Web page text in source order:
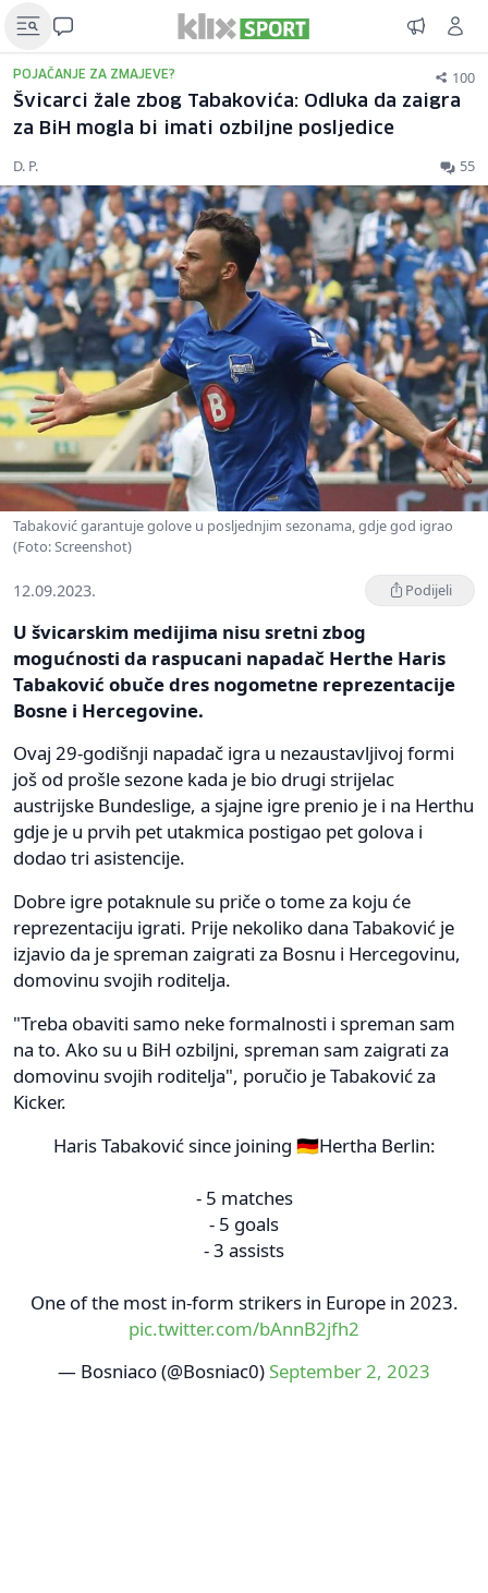
POJAČANJE ZA ZMAJEVE? 100
Švicarci žale zbog Tabakovića: Odluka da zaigra
za BiH mogla bi imati ozbiljne posljedice
D. P. 55
Tabaković garantuje golove u posljednjim sezonama, gdje god igrao
(Foto: Screenshot)
12.09.2023. Podijeli
U švicarskim medijima nisu sretni zbog
mogućnosti da raspucani napadač Herthe Haris
Tabaković obuče dres nogometne reprezentacije
Bosne i Hercegovine.
Ovaj 29-godišnji napadač igra u nezaustavljivoj formi
još od prošle sezone kada je bio drugi strijelac
austrijske Bundeslige, a sjajne igre prenio je i na Herthu
gdje je u prvih pet utakmica postigao pet golova i
dodao tri asistencije.
Dobre igre potaknule su priče o tome za koju će
reprezentaciju igrati. Prije nekoliko dana Tabaković je
izjavio da je spreman zaigrati za Bosnu i Hercegovinu,
domovinu svojih roditelja.
"Treba obaviti samo neke formalnosti i spreman sam
na to. Ako su u BiH ozbiljni, spreman sam zaigrati za
domovinu svojih roditelja", poručio je Tabaković za
Kicker.
Haris Tabaković since joining 🇩🇪Hertha Berlin:
- 5 matches
- 5 goals
- 3 assists
One of the most in-form strikers in Europe in 2023.
pic.twitter.com/bAnnB2jfh2
— Bosniaco (@Bosniac0) September 2, 2023